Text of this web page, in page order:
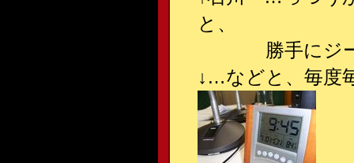
と、
勝手にジーパ
↓ …などと、毎度